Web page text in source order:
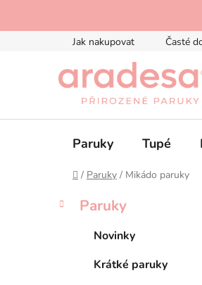
Jak nakupovat
Časté
Paruky Tupé
Domů
/ Paruky / Mikádo paruky
PPřeskočit
kategorie
K
a
Paruky
Novinky
Krátké paruky